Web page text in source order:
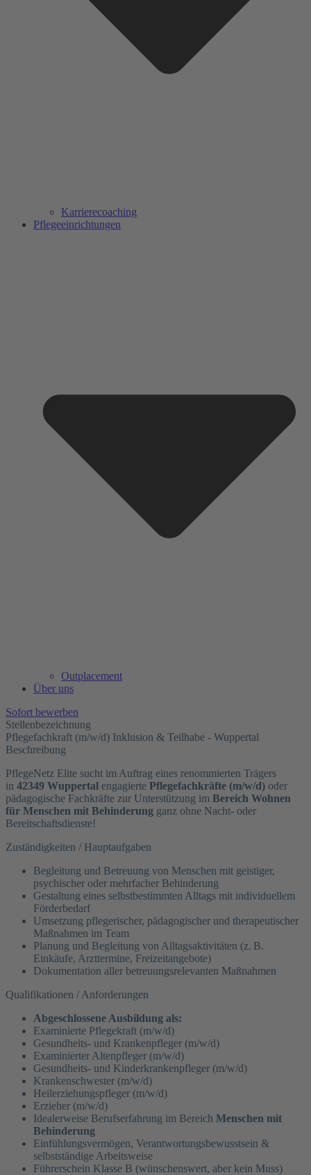
Karrierecoaching
Pflegeeinrichtungen
Outplacement
Über uns
Sofort bewerben
Stellenbezeichnung
Pflegefachkraft (m/w/d) Inklusion & Teilhabe - Wuppertal
Beschreibung
PflegeNetz Elite sucht im Auftrag eines renommierten Trägers
in 42349 Wuppertal engagierte Pflegefachkräfte (m/w/d) oder
pädagogische Fachkräfte zur Unterstützung im Bereich Wohnen
für Menschen mit Behinderung ganz ohne Nacht- oder
Bereitschaftsdienste!
Zuständigkeiten / Hauptaufgaben
Begleitung und Betreuung von Menschen mit geistiger,
psychischer oder mehrfacher Behinderung
Gestaltung eines selbstbestimmten Alltags mit individuellem
Förderbedarf
Umsetzung pflegerischer, pädagogischer und therapeutischer
Maßnahmen im Team
Planung und Begleitung von Alltagsaktivitäten (z. B.
Einkäufe, Arzttermine, Freizeitangebote)
Dokumentation aller betreuungsrelevanten Maßnahmen
Qualifikationen / Anforderungen
Abgeschlossene Ausbildung als:
Examinierte Pflegekraft (m/w/d)
Gesundheits- und Krankenpfleger (m/w/d)
Examinierter Altenpfleger (m/w/d)
Gesundheits- und Kinderkrankenpfleger (m/w/d)
Krankenschwester (m/w/d)
Heilerziehungspfleger (m/w/d)
Erzieher (m/w/d)
Idealerweise Berufserfahrung im Bereich Menschen mit
Behinderung
Einfühlungsvermögen, Verantwortungsbewusstsein &
selbstständige Arbeitsweise
Führerschein Klasse B (wünschenswert, aber kein Muss)